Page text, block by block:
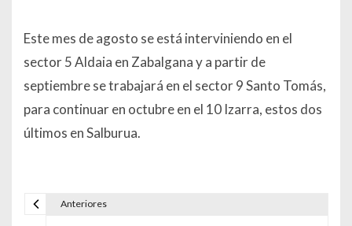
Este mes de agosto se está interviniendo en el
sector 5 Aldaia en Zabalgana y a partir de
septiembre se trabajará en el sector 9 Santo Tomás,
para continuar en octubre en el 10 Izarra, estos dos
últimos en Salburua.
Anteriores